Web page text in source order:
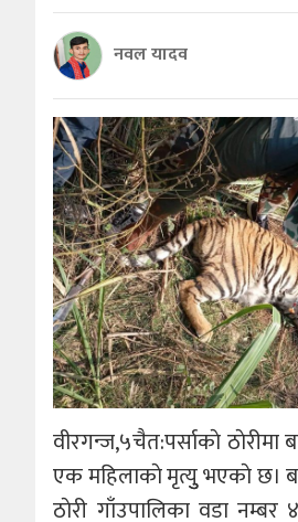
नवल यादव
वीरगन्ज,५चैत:पर्साकाे
एक महिलाकाे मृत्युु भएकाे छ।
ठाेरी गाँउपालिका वडा नम्बर